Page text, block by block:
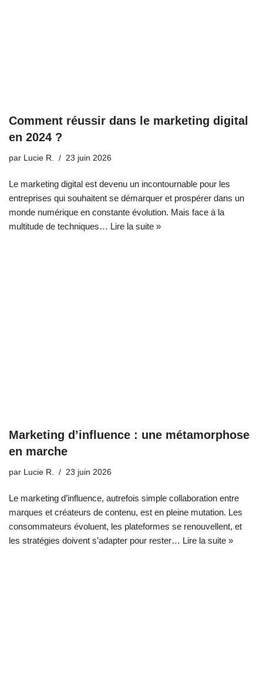
Comment réussir dans le marketing digital
en 2024 ?
par Lucie R. 23 juin 2026
Le marketing digital est devenu un incontournable pour les
entreprises qui souhaitent se démarquer et prospérer dans un
monde numérique en constante évolution. Mais face à la
multitude de techniques… Lire la suite »
Marketing d’influence : une métamorphose
en marche
par Lucie R. 23 juin 2026
Le marketing d’influence, autrefois simple collaboration entre
marques et créateurs de contenu, est en pleine mutation. Les
consommateurs évoluent, les plateformes se renouvellent, et
les stratégies doivent s’adapter pour rester… Lire la suite »